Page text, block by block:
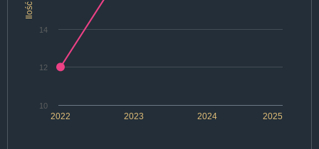
Ilość
2022 2024
2023 2025
10
12
14